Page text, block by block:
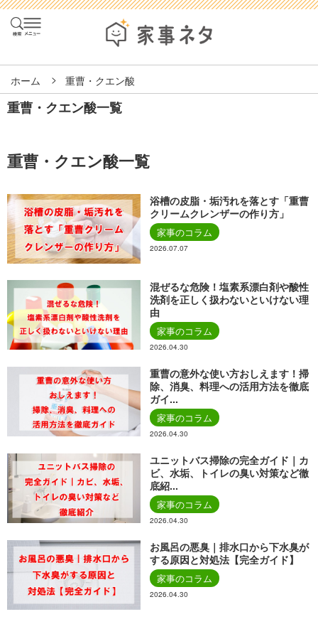
ホーム 重曹・クエン酸
重曹・クエン酸一覧
重曹・クエン酸一覧
浴槽の皮脂・垢汚れを落とす「重曹
クリームクレンザーの作り方」
家事のコラム
2026.07.07
混ぜるな危険！塩素系漂白剤や酸性
洗剤を正しく扱わないといけない理
由
家事のコラム
2026.04.30
重曹の意外な使い方おしえます！掃
除、消臭、料理への活用方法を徹底
ガイ...
家事のコラム
2026.04.30
ユニットバス掃除の完全ガイド｜カ
ビ、水垢、トイレの臭い対策など徹
底紹...
家事のコラム
2026.04.30
お風呂の悪臭｜排水口から下水臭が
する原因と対処法【完全ガイド】
家事のコラム
2026.04.30